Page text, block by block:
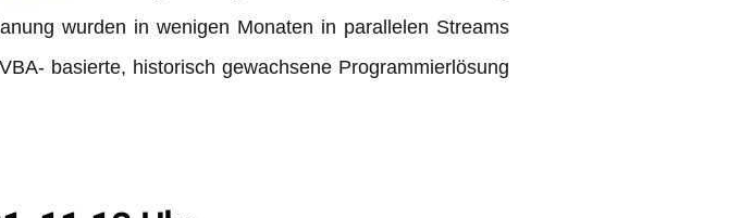
wurden in wenigen Monaten in parallelen Streams
basierte, historisch gewachsene Programmierlösung